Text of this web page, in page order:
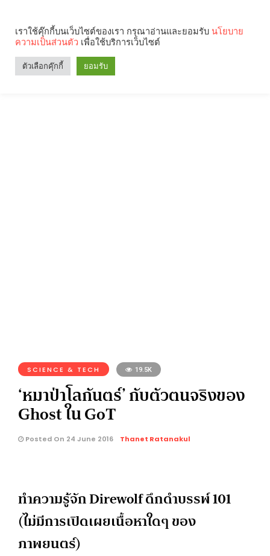
SCIENCE & TECH 19.5K
‘หมาป่าโลกันตร์’ กับตัวตนจริงของ
Ghost ใน GoT
Posted On 24 June 2016 Thanet Ratanakul
ทำความรู้จัก Direwolf ดึกดำบรรพ์ 101
(ไม่มีการเปิดเผยเนื้อหาใดๆ ของ
ภาพยนตร์)
เราใช้คุ๊กกี้บนเว็บไซต์ของเรา กรุณาอ่านและยอมรับ นโยบาย
ความเป็นส่วนตัว เพื่อใช้บริการเว็บไซต์
ตัวเลือกคุ๊กกี้ ยอมรับ